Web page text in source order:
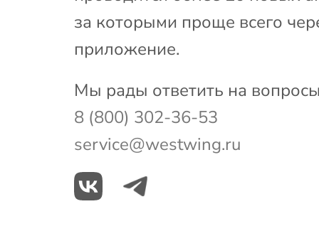
за которыми проще всего
приложение.
Мы рады ответить на
8 (800) 302-36-53
service@westwing.ru